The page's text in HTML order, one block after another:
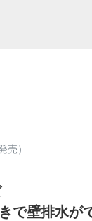
売）
で壁排水が